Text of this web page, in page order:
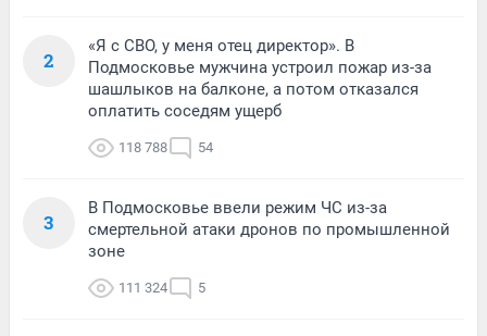
2
«Я с СВО, у меня отец директор». В
Подмосковье мужчина устроил пожар из-за
шашлыков на балконе, а потом отказался
оплатить соседям ущерб
118 788 54
3
В Подмосковье ввели режим ЧС из-за
смертельной атаки дронов по промышленной
зоне
111 324 5